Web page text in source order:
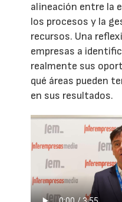
alineación entre la
los procesos y la
recursos. Una
empresas a
realmente sus
qué áreas pueden
en sus resultados.